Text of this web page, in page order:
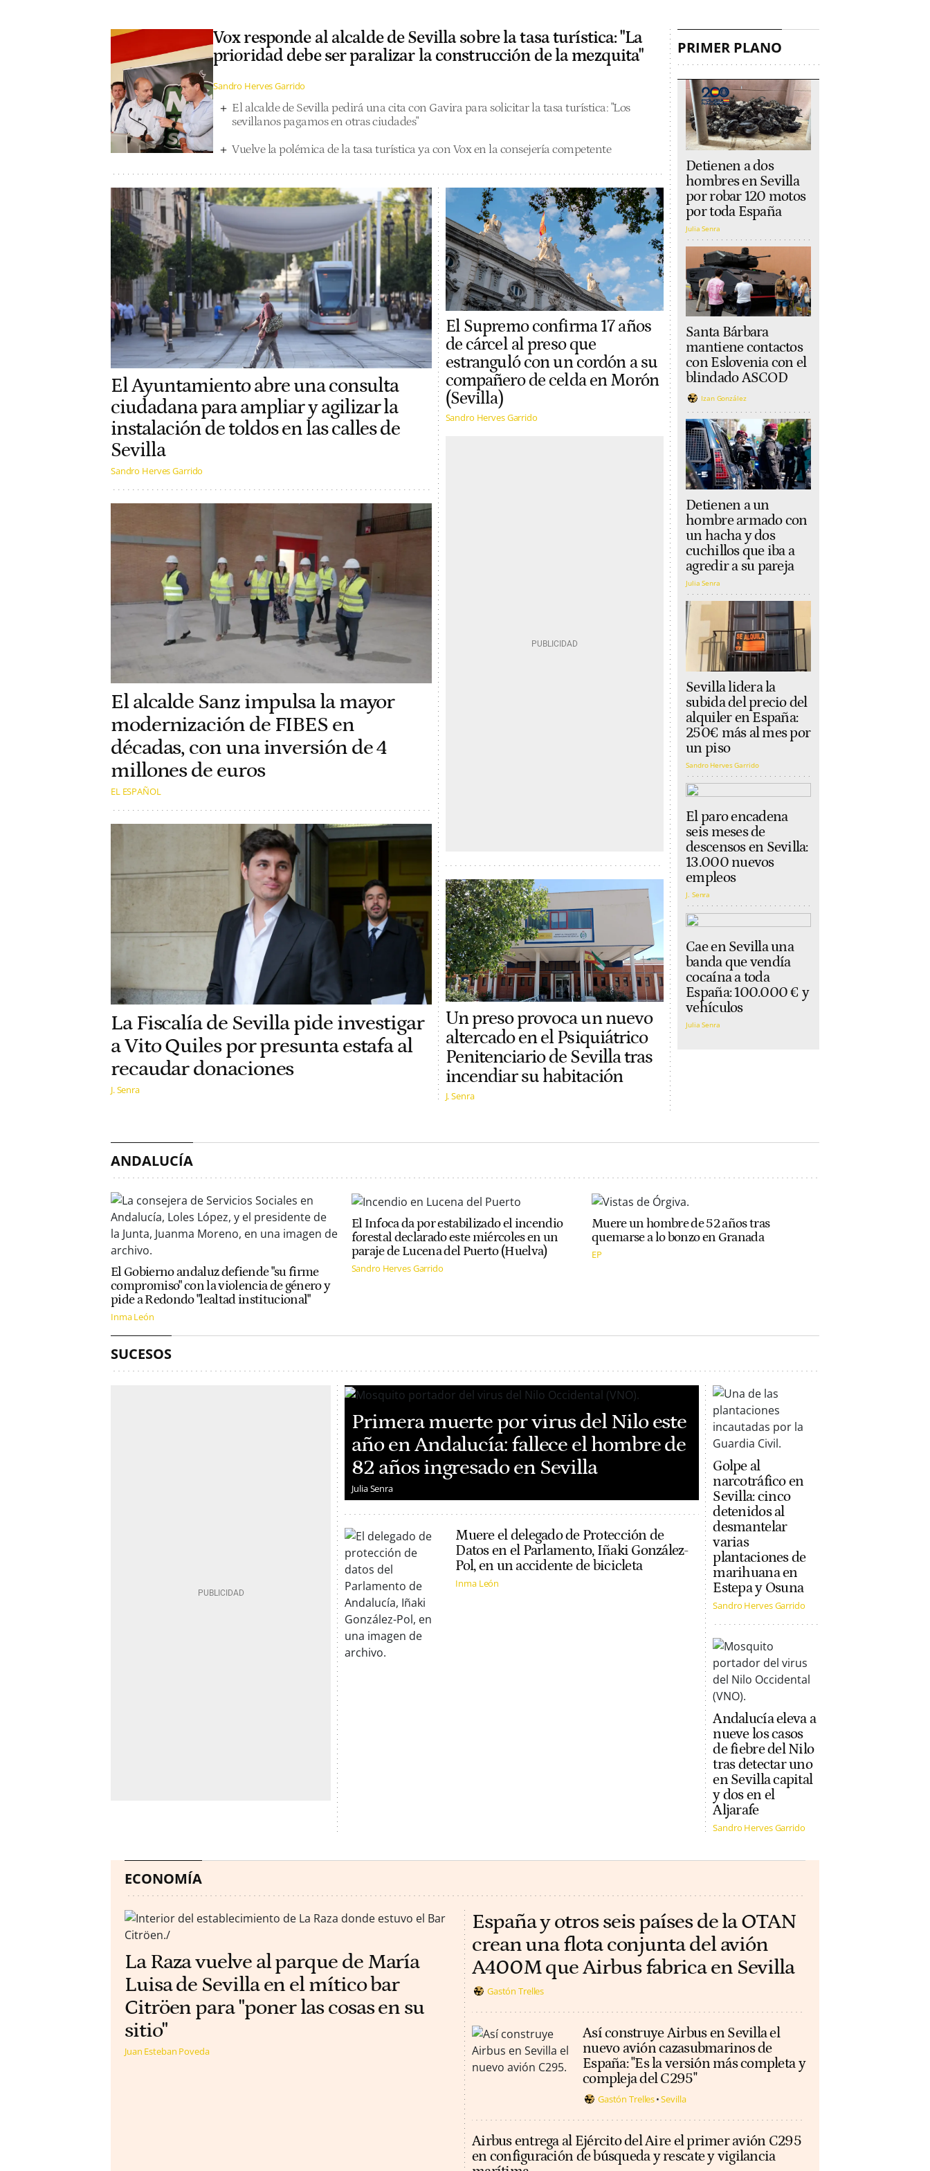
Vox responde al alcalde de Sevilla sobre la tasa turística: "La
prioridad debe ser paralizar la construcción de la mezquita"
Sandro Herves Garrido
El alcalde de Sevilla pedirá una cita con Gavira para solicitar la tasa turística: "Los
sevillanos pagamos en otras ciudades"
Vuelve la polémica de la tasa turística ya con Vox en la consejería competente
El Ayuntamiento abre una consulta
ciudadana para ampliar y agilizar la
instalación de toldos en las calles de
Sevilla
Sandro Herves Garrido
El alcalde Sanz impulsa la mayor
modernización de FIBES en
décadas, con una inversión de 4
millones de euros
EL ESPAÑOL
La Fiscalía de Sevilla pide investigar
a Vito Quiles por presunta estafa al
recaudar donaciones
J. Senra
El Supremo confirma 17 años
de cárcel al preso que
estranguló con un cordón a su
compañero de celda en Morón
(Sevilla)
Sandro Herves Garrido
Un preso provoca un nuevo
altercado en el Psiquiátrico
Penitenciario de Sevilla tras
incendiar su habitación
J. Senra
PRIMER PLANO
Detienen a dos
hombres en Sevilla
por robar 120 motos
por toda España
Julia Senra
Santa Bárbara
mantiene contactos
con Eslovenia con el
blindado ASCOD
Izan González
Detienen a un
hombre armado con
un hacha y dos
cuchillos que iba a
agredir a su pareja
Julia Senra
Sevilla lidera la
subida del precio del
alquiler en España:
250€ más al mes por
un piso
Sandro Herves Garrido
El paro encadena
seis meses de
descensos en Sevilla:
13.000 nuevos
empleos
J. Senra
Cae en Sevilla una
banda que vendía
cocaína a toda
España: 100.000 € y
vehículos
Julia Senra
ANDALUCÍA
El Gobierno andaluz defiende "su firme
compromiso" con la violencia de género y
pide a Redondo "lealtad institucional"
Inma León
El Infoca da por estabilizado el incendio
forestal declarado este miércoles en un
paraje de Lucena del Puerto (Huelva)
Sandro Herves Garrido
Muere un hombre de 52 años tras
quemarse a lo bonzo en Granada
EP
SUCESOS
Primera muerte por virus del Nilo este
año en Andalucía: fallece el hombre de
82 años ingresado en Sevilla
Julia Senra
Muere el delegado de Protección de
Datos en el Parlamento, Iñaki González-
Pol, en un accidente de bicicleta
Inma León
Golpe al
narcotráfico en
Sevilla: cinco
detenidos al
desmantelar
varias
plantaciones de
marihuana en
Estepa y Osuna
Sandro Herves Garrido
Andalucía eleva a
nueve los casos
de fiebre del Nilo
tras detectar uno
en Sevilla capital
y dos en el
Aljarafe
Sandro Herves Garrido
ECONOMÍA
La Raza vuelve al parque de María
Luisa de Sevilla en el mítico bar
Citröen para "poner las cosas en su
sitio"
Juan Esteban Poveda
España y otros seis países de la OTAN
crean una flota conjunta del avión
A400M que Airbus fabrica en Sevilla
Gastón Trelles
Así construye Airbus en Sevilla el
nuevo avión cazasubmarinos de
España: "Es la versión más completa y
compleja del C295"
Gastón Trelles Sevilla
Airbus entrega al Ejército del Aire el primer avión C295
en configuración de búsqueda y rescate y vigilancia